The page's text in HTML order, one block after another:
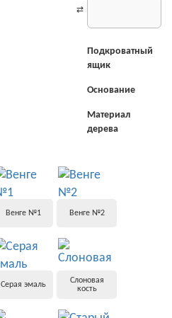
Основание
Венге №1 Венге №2
Серая эмаль
Слоновая
кость
Материал
дерева
Подкроватный
ящик